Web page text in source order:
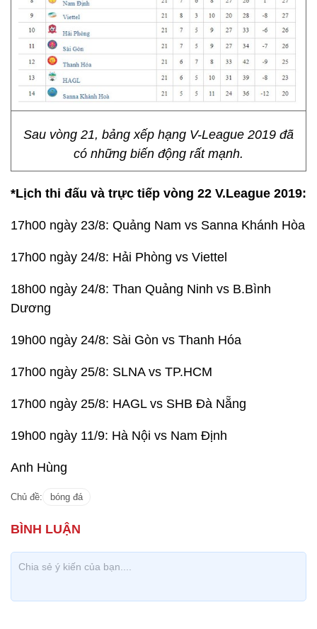
Sau vòng 21, bảng xếp hạng V-League 2019 đã
có những biến động rất mạnh.
*Lịch thi đấu và trực tiếp vòng 22 V.League 2019:
17h00 ngày 23/8: Quảng Nam vs Sanna Khánh Hòa
17h00 ngày 24/8: Hải Phòng vs Viettel
18h00 ngày 24/8: Than Quảng Ninh vs B.Bình
Dương
19h00 ngày 24/8: Sài Gòn vs Thanh Hóa
17h00 ngày 25/8: SLNA vs TP.HCM
17h00 ngày 25/8: HAGL vs SHB Đà Nẵng
19h00 ngày 11/9: Hà Nội vs Nam Định
Anh Hùng
Chủ đề: bóng đá